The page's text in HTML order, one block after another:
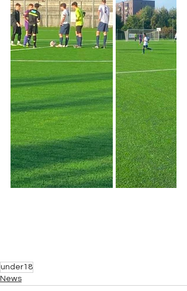
under18
News